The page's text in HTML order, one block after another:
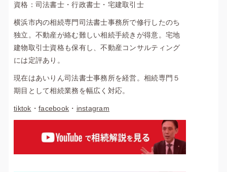
資格：司法書士・行政書士・宅建取引士
横浜市内の相続専門司法書士事務所で修行したのち
独立。不動産が絡む難しい相続手続きが得意。宅地
建物取引士資格も保有し、不動産コンサルティング
には定評あり。
現在はあいりん司法書士事務所を経営。相続専門５
期目として相続業務を幅広く対応。
tiktok ・ facebook ・ instagram